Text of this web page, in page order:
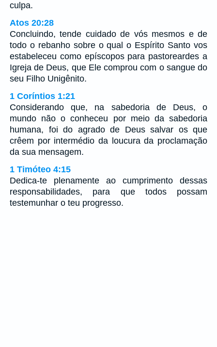
culpa.
Atos 20:28
Concluindo, tende cuidado de vós mesmos e de
todo o rebanho sobre o qual o Espírito Santo vos
estabeleceu como epíscopos para pastoreardes a
Igreja de Deus, que Ele comprou com o sangue do
seu Filho Unigênito.
1 Coríntios 1:21
Considerando que, na sabedoria de Deus, o
mundo não o conheceu por meio da sabedoria
humana, foi do agrado de Deus salvar os que
crêem por intermédio da loucura da proclamação
da sua mensagem.
1 Timóteo 4:15
Dedica-te plenamente ao cumprimento dessas
responsabilidades, para que todos possam
testemunhar o teu progresso.